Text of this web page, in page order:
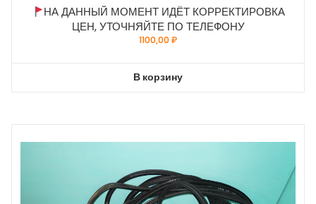
НА ДАННЫЙ МОМЕНТ ИДЁТ КОРРЕКТИРОВКА
ЦЕН, УТОЧНЯЙТЕ ПО ТЕЛЕФОНУ
1100,00₽
В корзину